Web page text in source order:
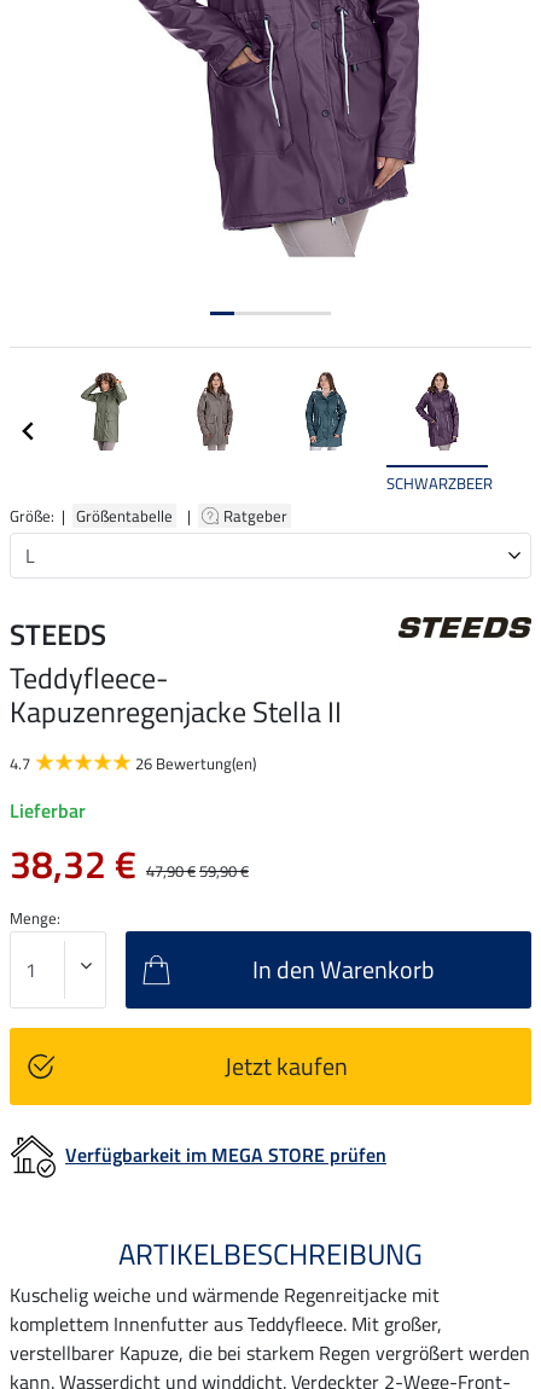
SCHWARZBEERE
Größe: | Größentabelle | Ratgeber
STEEDS
Teddyfleece-
Kapuzenregenjacke Stella II
4.7 26 Bewertung(en)
Lieferbar
38,32 € 47,90 €59,90 €
Menge:
In den Warenkorb
Jetzt kaufen
Verfügbarkeit im MEGA STORE prüfen
ARTIKELBESCHREIBUNG
Kuschelig weiche und wärmende Regenreitjacke mit
komplettem Innenfutter aus Teddyfleece. Mit großer,
verstellbarer Kapuze, die bei starkem Regen vergrößert werden
kann. Wasserdicht und winddicht. Verdeckter 2-Wege-Front-